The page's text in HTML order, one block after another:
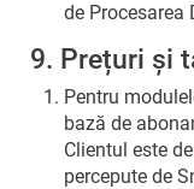
de Procesarea
9. Prețuri și
Pentru
bază de
Clientul este
percepute de